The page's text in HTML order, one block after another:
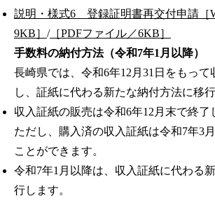
説明・様式6 登録証明書再交付申請［
9KB］ /［PDFファイル／6KB］
手数料の納付方法（令和7年1月以降）
長崎県では、令和6年12月31日をもって
し、証紙に代わる新たな納付方法に移行
収入証紙の販売は令和6年12月末で終了
ただし、購入済の収入証紙は令和7年3
ことができます。
令和7年1月以降は、収入証紙に代わる
行します。